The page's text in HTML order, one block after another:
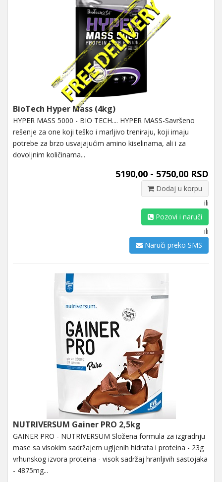
BioTech Hyper Mass (4kg)
HYPER MASS 5000 - BIO TECH.... HYPER MASS-Savršeno
rešenje za one koji teško i marljivo treniraju, koji imaju
potrebe za brzo usvajajućim amino kiselinama, ali i za
dovoljnim količinama...
5190,00 - 5750,00 RSD
Dodaj u korpu
ili
Pozovi i naruči
ili
Naruči preko SMS
NUTRIVERSUM Gainer PRO 2,5kg
GAINER PRO - NUTRIVERSUM Složena formula za izgradnju
mase sa visokim sadržajem ugljenih hidrata i proteina - 23g
vrhunskog izvora proteina - visok sadržaj hranljivih sastojaka
- 4875mg...